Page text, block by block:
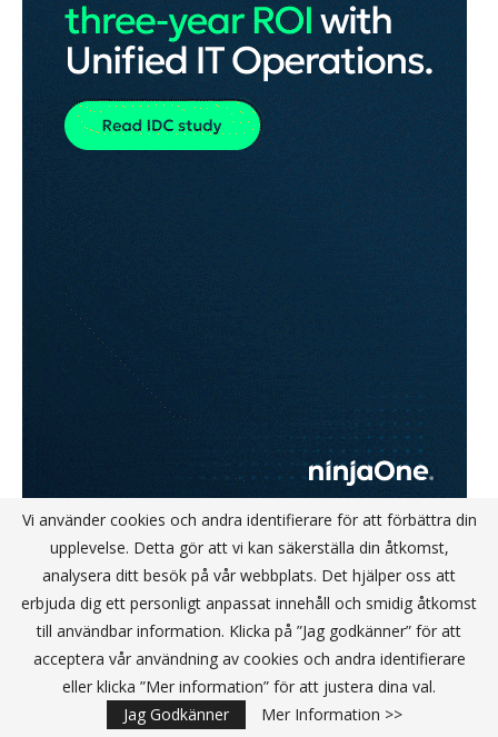
KANALPARTNER
Vi använder cookies och andra identifierare för att förbättra din
upplevelse. Detta gör att vi kan säkerställa din åtkomst,
analysera ditt besök på vår webbplats. Det hjälper oss att
erbjuda dig ett personligt anpassat innehåll och smidig åtkomst
till användbar information. Klicka på ”Jag godkänner” för att
acceptera vår användning av cookies och andra identifierare
eller klicka ”Mer information” för att justera dina val.
Jag Godkänner
Mer Information >>